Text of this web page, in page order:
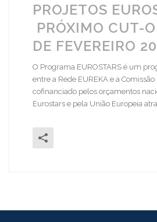
PROJETOS
PRÓXIMO CUT-
DE FEVEREIRO
O Programa EUROSTARS é um
entre a Rede EUREKA e a Comissão
cofinanciado pelos orçamentos
Eurostars e pela União Europeia